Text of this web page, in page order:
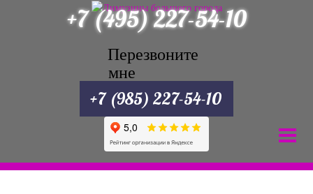
+7 (495) 227-54-10
Перезвоните
мне
+7 (985) 227-54-10